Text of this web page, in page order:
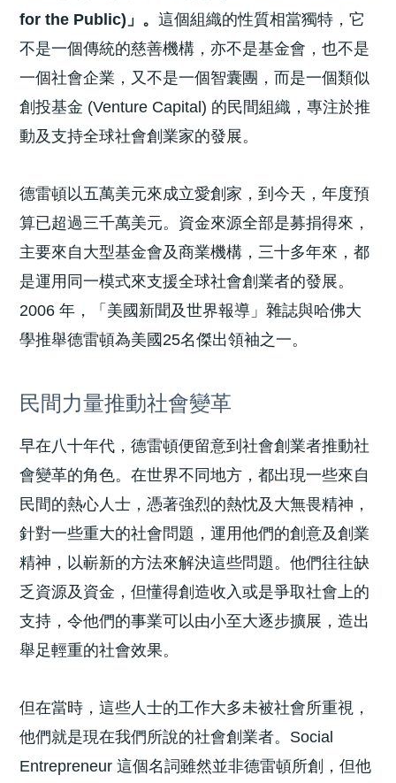
for the Public)」。這個組織的性質相當獨特，它
不是一個傳統的慈善機構，亦不是基金會，也不是
一個社會企業，又不是一個智囊團，而是一個類似
創投基金 (Venture Capital) 的民間組織，專注於推
動及支持全球社會創業家的發展。
德雷頓以五萬美元來成立愛創家，到今天，年度預
算已超過三千萬美元。資金來源全部是募捐得來，
主要來自大型基金會及商業機構，三十多年來，都
是運用同一模式來支援全球社會創業者的發展。
2006 年，「美國新聞及世界報導」雜誌與哈佛大
學推舉德雷頓為美國25名傑出領袖之一。
民間力量推動社會變革
早在八十年代，德雷頓便留意到社會創業者推動社
會變革的角色。在世界不同地方，都出現一些來自
民間的熱心人士，憑著強烈的熱忱及大無畏精神，
針對一些重大的社會問題，運用他們的創意及創業
精神，以嶄新的方法來解決這些問題。他們往往缺
乏資源及資金，但懂得創造收入或是爭取社會上的
支持，令他們的事業可以由小至大逐步擴展，造出
舉足輕重的社會效果。
但在當時，這些人士的工作大多未被社會所重視，
他們就是現在我們所說的社會創業者。Social
Entrepreneur 這個名詞雖然並非德雷頓所創，但他